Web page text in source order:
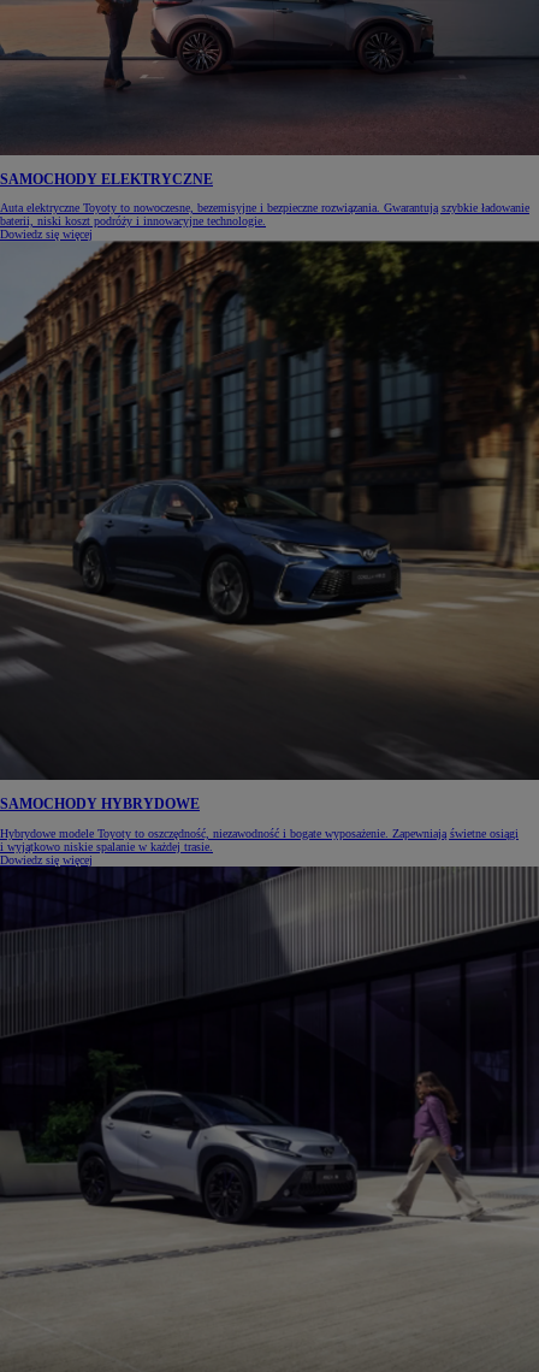
SAMOCHODY ELEKTRYCZNE
Auta elektryczne Toyoty to nowoczesne, bezemisyjne i bezpieczne rozwiązania. Gwarantują szybkie ładowanie
baterii, niski koszt podróży i innowacyjne technologie.
Dowiedz się więcej
SAMOCHODY HYBRYDOWE
Hybrydowe modele Toyoty to oszczędność, niezawodność i bogate wyposażenie. Zapewniają świetne osiągi
i wyjątkowo niskie spalanie w każdej trasie.
Dowiedz się więcej